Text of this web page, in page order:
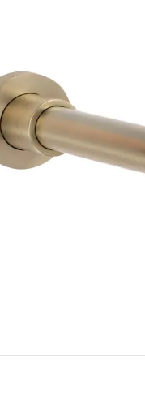
e bidet
e schermi vasca